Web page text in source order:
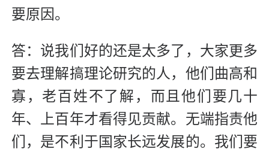
要原因。
答：说我们好的还是太多了，大家更多
要去理解搞理论研究的人，他们曲高和
寡，老百姓不了解，而且他们要几十
年、上百年才看得见贡献。无端指责他
们，是不利于国家长远发展的。我们要